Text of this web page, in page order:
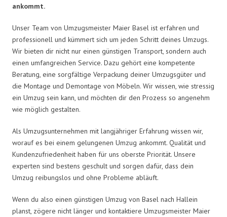
ankommt.
Unser Team von Umzugsmeister Maier Basel ist erfahren und
professionell und kümmert sich um jeden Schritt deines Umzugs.
Wir bieten dir nicht nur einen günstigen Transport, sondern auch
einen umfangreichen Service. Dazu gehört eine kompetente
Beratung, eine sorgfältige Verpackung deiner Umzugsgüter und
die Montage und Demontage von Möbeln. Wir wissen, wie stressig
ein Umzug sein kann, und möchten dir den Prozess so angenehm
wie möglich gestalten.
Als Umzugsunternehmen mit langjähriger Erfahrung wissen wir,
worauf es bei einem gelungenen Umzug ankommt. Qualität und
Kundenzufriedenheit haben für uns oberste Priorität. Unsere
experten sind bestens geschult und sorgen dafür, dass dein
Umzug reibungslos und ohne Probleme abläuft.
Wenn du also einen günstigen Umzug von Basel nach Hallein
planst, zögere nicht länger und kontaktiere Umzugsmeister Maier